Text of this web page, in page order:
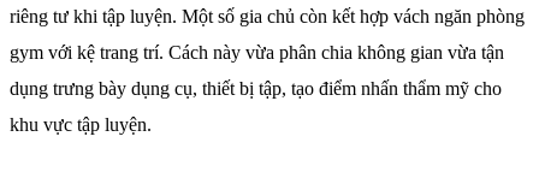
riêng tư khi tập luyện. Một số gia chủ còn kết hợp vách ngăn phòng
gym với kệ trang trí. Cách này vừa phân chia không gian vừa tận
dụng trưng bày dụng cụ, thiết bị tập, tạo điểm nhấn thẩm mỹ cho
khu vực tập luyện.